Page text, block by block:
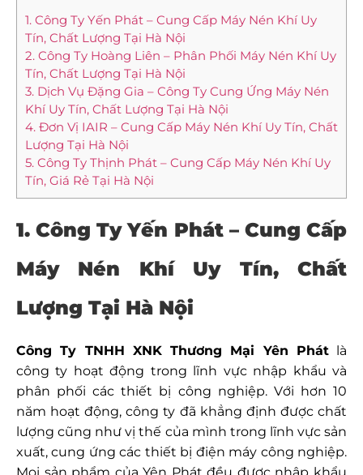
1. Công Ty Yến Phát – Cung Cấp Máy Nén Khí Uy
Tín, Chất Lượng Tại Hà Nội
2. Công Ty Hoàng Liên – Phân Phối Máy Nén Khí Uy
Tín, Chất Lượng Tại Hà Nội
3. Dịch Vụ Đặng Gia – Công Ty Cung Ứng Máy Nén
Khí Uy Tín, Chất Lượng Tại Hà Nội
4. Đơn Vị IAIR – Cung Cấp Máy Nén Khí Uy Tín, Chất
Lượng Tại Hà Nội
5. Công Ty Thịnh Phát – Cung Cấp Máy Nén Khí Uy
Tín, Giá Rẻ Tại Hà Nội
1. Công Ty Yến Phát – Cung Cấp
Máy Nén Khí Uy Tín, Chất
Lượng Tại Hà Nội
Công Ty TNHH XNK Thương Mại Yên Phátlà
công ty hoạt động trong lĩnh vực nhập khẩu và
phân phối các thiết bị công nghiệp. Với hơn 10
năm hoạt động, công ty đã khẳng định được chất
lượng cũng như vị thế của mình trong lĩnh vực sản
xuất, cung ứng các thiết bị điện máy công nghiệp.